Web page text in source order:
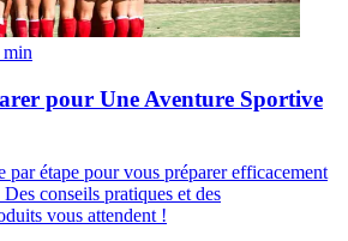
min
pour Une Aventure Sportive
par étape pour vous préparer efficacement
conseils pratiques et des
vous attendent !